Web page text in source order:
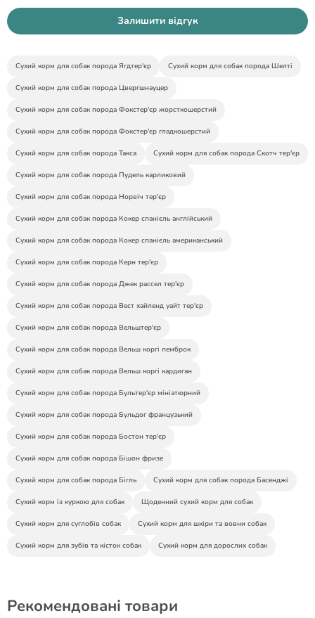
Залишити відгук
Сухий корм для собак порода Ягдтер'єр Сухий корм для собак порода Шелті
Сухий корм для собак порода Цвергшнауцер
Сухий корм для собак порода Фокстер'єр жорсткошерстий
Сухий корм для собак порода Фокстер'єр гладкошерстий
Сухий корм для собак порода Такса Сухий корм для собак порода Скотч тер'єр
Сухий корм для собак порода Пудель карликовий
Сухий корм для собак порода Норвіч тер'єр
Сухий корм для собак порода Кокер спанієль англійський
Сухий корм для собак порода Кокер спанієль американський
Сухий корм для собак порода Керн тер'єр
Сухий корм для собак порода Джек рассел тер'єр
Сухий корм для собак порода Вест хайленд уайт тер'єр
Сухий корм для собак порода Вельштер'єр
Сухий корм для собак порода Вельш коргі пемброк
Сухий корм для собак порода Вельш коргі кардиган
Сухий корм для собак порода Бультер'єр мініатюрний
Сухий корм для собак порода Бульдог французький
Сухий корм для собак порода Бостон тер'єр
Сухий корм для собак порода Бішон фризе
Сухий корм для собак порода Бігль Сухий корм для собак порода Басенджі
Сухий корм із куркою для собак Щоденний сухий корм для собак
Сухий корм для суглобів собак Сухий корм для шкіри та вовни собак
Сухий корм для зубів та кісток собак Сухий корм для дорослих собак
Рекомендовані товари